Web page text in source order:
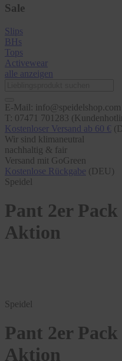
Sale
Slips
BHs
Tops
Activewear
alle anzeigen
E-Mail: info@speidelshop.com
T: 07471 701283
Kostenloser Versand ab 60 €
Wir sind klimaneutral
nachhaltig & fair
Versand mit GoGreen
Kostenlose Rückgabe (DEU)
Speidel
Pant 2er
Aktion
Speidel
Pant 2er
Aktion